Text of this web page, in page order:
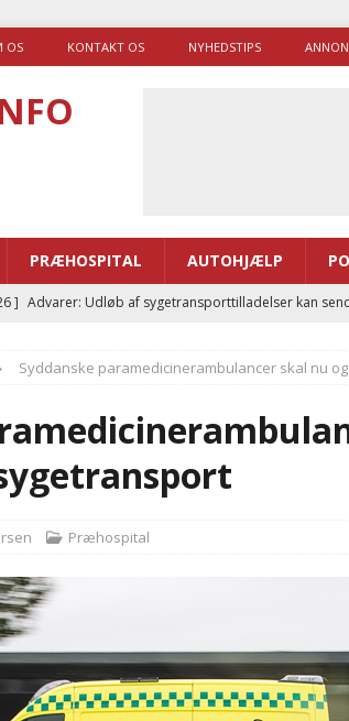
OS KONTAKT OS NYHEDSTIPS
PRÆHOSPITAL AUTOHJÆLP
] Advarer: Udløb af sygetransporttilladelser kan
] Ny ambulance og el-sygetransportvogn til Samsø
Brandvæsenerne brugte lidt længere tid på at
] Ny treårig politiuddannelse skal ruste betjentene til
Syddanske paramedicinerambulancer skal nu
Præhospital